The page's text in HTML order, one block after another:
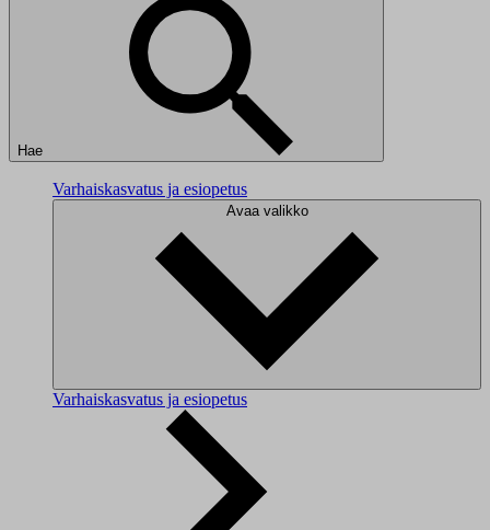
Hae
Varhaiskasvatus ja esiopetus
Avaa valikko
Varhaiskasvatus ja esiopetus